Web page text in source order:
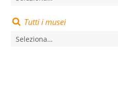
Tutti i musei